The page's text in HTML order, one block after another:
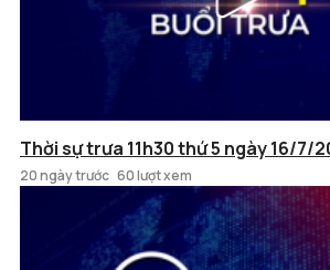
Thời sự trưa 11h30 thứ 5 ngày 16/7/
20 ngày trước 60 lượt xem